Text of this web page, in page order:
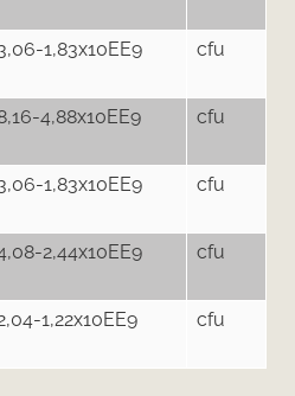
1,83x10EE9 cfu
4,88x10EE9 cfu
1,83x10EE9 cfu
2,44x10EE9 cfu
1,22x10EE9 cfu